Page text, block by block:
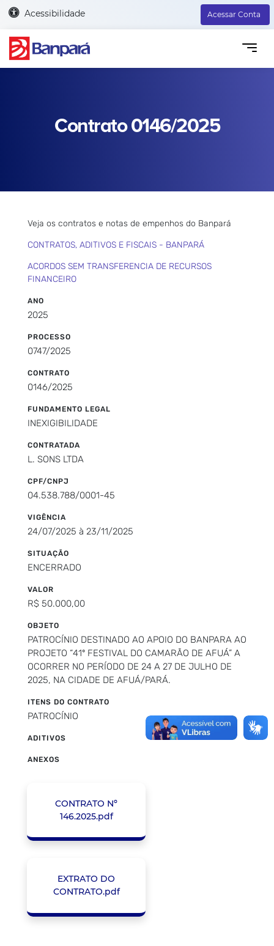
Acessibilidade Acessar Conta
Contrato 0146/2025
Veja os contratos e notas de empenhos do Banpará
CONTRATOS, ADITIVOS E FISCAIS - BANPARÁ
ACORDOS SEM TRANSFERENCIA DE RECURSOS
FINANCEIRO
ANO
2025
PROCESSO
0747/2025
CONTRATO
0146/2025
FUNDAMENTO LEGAL
INEXIGIBILIDADE
CONTRATADA
L. SONS LTDA
CPF/CNPJ
04.538.788/0001-45
VIGÊNCIA
24/07/2025 à 23/11/2025
SITUAÇÃO
ENCERRADO
VALOR
R$ 50.000,00
OBJETO
PATROCÍNIO DESTINADO AO APOIO DO BANPARA AO
PROJETO “41º FESTIVAL DO CAMARÃO DE AFUÁ” A
OCORRER NO PERÍODO DE 24 A 27 DE JULHO DE
2025, NA CIDADE DE AFUÁ/PARÁ.
ITENS DO CONTRATO
PATROCÍNIO
ADITIVOS
ANEXOS
CONTRATO Nº
146.2025.pdf
EXTRATO DO
CONTRATO.pdf